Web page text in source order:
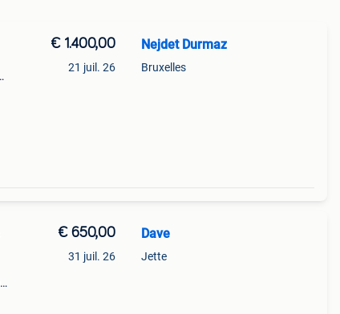
€ 1.400,00
21 juil. 26
Nejdet Durmaz
Bruxelles
€ 650,00
31 juil. 26
Dave
Jette